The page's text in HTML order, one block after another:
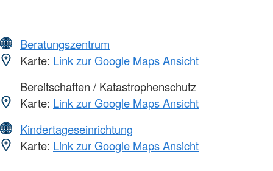
Beratungszentrum
Karte: Link zur Google Maps Ansicht
Bereitschaften / Katastrophenschutz
Karte: Link zur Google Maps Ansicht
Kindertageseinrichtung
Karte: Link zur Google Maps Ansicht